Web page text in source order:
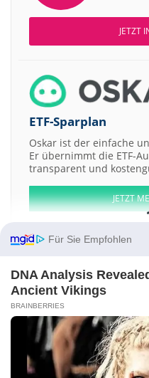
JETZT
ETF-Sparplan
Oskar ist der einfache
Er übernimmt die ETF-
transparent und
JETZT
Aktien ATX DAX EuroStoxx 50
Bertrandt buch.de
Kontakt-Impressum
Für Sie Empfohlen
DNA Analysis
Ancient Vikings
BRAINBERRIES